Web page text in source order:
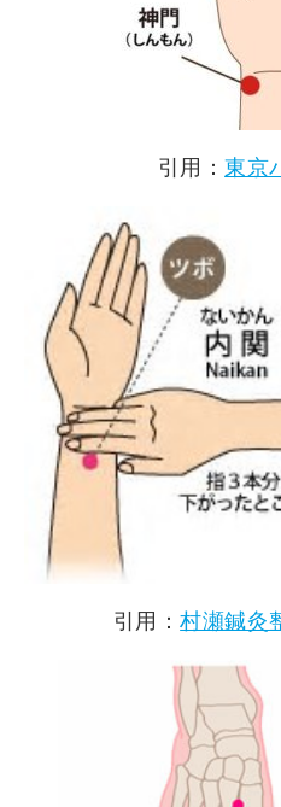
引用：東京
引用：村瀬鍼灸